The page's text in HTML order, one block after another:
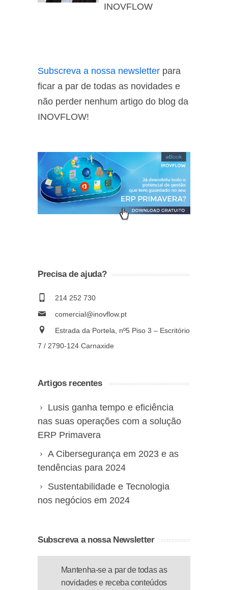
INOVFLOW
Subscreva a nossa newsletter para
ficar a par de todas as novidades e
não perder nenhum artigo do blog da
INOVFLOW!
Precisa de ajuda?
214 252 730
comercial@inovflow.pt
Estrada da Portela, nº5 Piso 3 – Escritório
7 / 2790-124 Carnaxide
Artigos recentes
Lusis ganha tempo e eficiência
nas suas operações com a solução
ERP Primavera
A Cibersegurança em 2023 e as
tendências para 2024
Sustentabilidade e Tecnologia
nos negócios em 2024
Subscreva a nossa Newsletter
Mantenha-se a par de todas as
novidades e receba conteúdos